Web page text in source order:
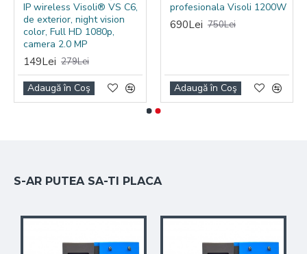
Intervale de service mai rare:compresoarele
cu șurub sunt recomandate pentru funcționare
constantă și costuri de întreținere mai bine
controlate.
aerul refulat, conform specificațiilor produsului.
Utilizare recomandată
industriale. Poate fi folosit în ateliere mecanice,
pneumatice compatibile.
Datorită debitului mare de aer și presiunii setabile din
IP wireless Visoli® VS C6,
de exterior, night vision
color, Full HD 1080p,
camera 2.0 MP
149Lei 279Lei
Adaugă în Coş
profesionala Visoli 1200W
690Lei 750Lei
Adaugă în Coş
S-AR PUTEA SA-TI PLACA